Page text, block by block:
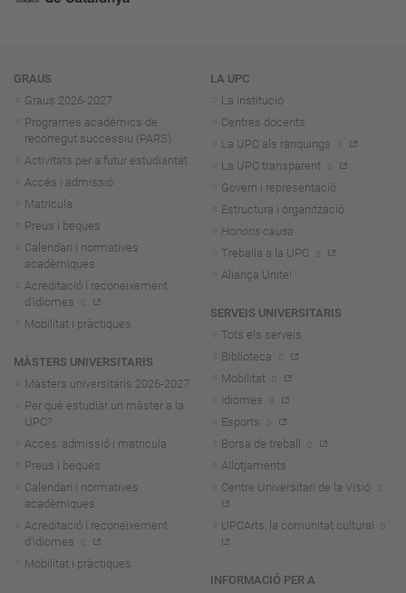
Navegació
GRAUS
Graus 2026-2027
Programes acadèmics de
recorregut successiu (PARS)
Activitats per a futur estudiantat
Accés i admissió
Matrícula
Preus i beques
Calendari i normatives
acadèmiques
Acreditació i reconeixement
d'idiomes
Mobilitat i pràctiques
MÀSTERS UNIVERSITARIS
Màsters universitaris 2026-2027
Per què estudiar un màster a la
UPC?
Accés, admissió i matrícula
Preus i beques
Calendari i normatives
acadèmiques
Acreditació i reconeixement
d'idiomes
Mobilitat i pràctiques
LA UPC
La institució
Centres docents
La UPC als rànquings
La UPC transparent
Govern i representació
Estructura i organització
Honoris causa
Treballa a la UPC
Aliança Unite!
SERVEIS UNIVERSITARIS
Tots els serveis
Biblioteca
Mobilitat
Idiomes
Esports
Borsa de treball
Allotjaments
Centre Universitari de la Visió
UPCArts, la comunitat cultural
INFORMACIÓ PER A